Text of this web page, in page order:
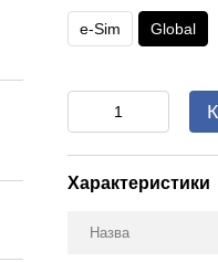
e-Sim Global
Характеристики
Назва